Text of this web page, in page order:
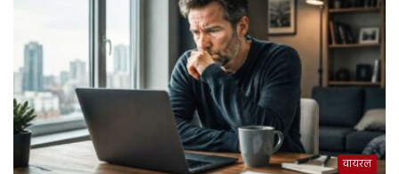
वायरल